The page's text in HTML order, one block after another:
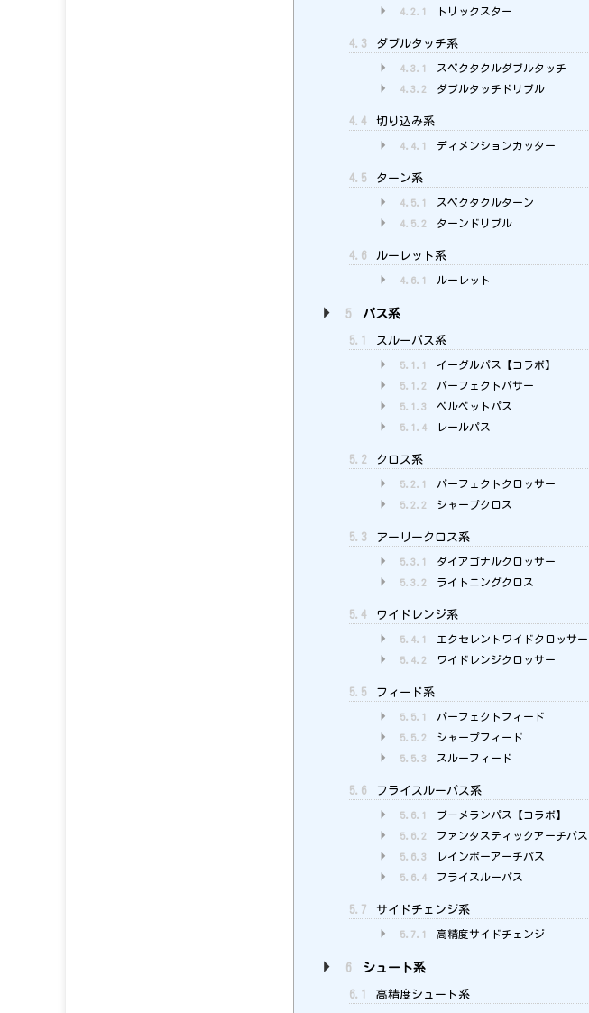
4.2.1 トリックスター
4.3 ダブルタッチ系
4.3.1 スペクタクルダブルタッチ
4.3.2 ダブルタッチドリブル
4.4 切り込み系
4.4.1 ディメンションカッター
4.5 ターン系
4.5.1 スペクタクルターン
4.5.2 ターンドリブル
4.6 ルーレット系
4.6.1 ルーレット
5 パス系
5.1 スルーパス系
5.1.1 イーグルパス【コラボ】
5.1.2 パーフェクトパサー
5.1.3 ベルベットパス
5.1.4 レールパス
5.2 クロス系
5.2.1 パーフェクトクロッサー
5.2.2 シャープクロス
5.3 アーリークロス系
5.3.1 ダイアゴナルクロッサー
5.3.2 ライトニングクロス
5.4 ワイドレンジ系
5.4.1 エクセレントワイドクロッサー
5.4.2 ワイドレンジクロッサー
5.5 フィード系
5.5.1 パーフェクトフィード
5.5.2 シャープフィード
5.5.3 スルーフィード
5.6 フライスルーパス系
5.6.1 ブーメランパス【コラボ】
5.6.2 ファンタスティックアーチパス
5.6.3 レインボーアーチパス
5.6.4 フライスルーパス
5.7 サイドチェンジ系
5.7.1 高精度サイドチェンジ
6 シュート系
6.1 高精度シュート系